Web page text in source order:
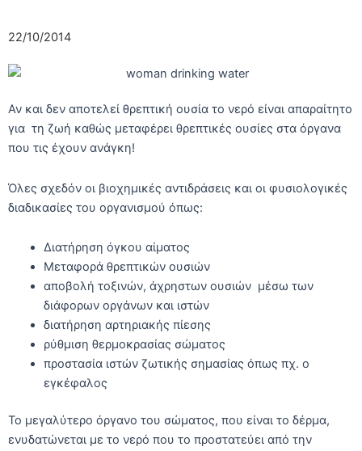
22/10/2014
Αν και δεν αποτελεί θρεπτική ουσία το νερό είναι απαραίτητο
για τη ζωή καθώς μεταφέρει θρεπτικές ουσίες στα όργανα
που τις έχουν ανάγκη!
Όλες σχεδόν οι βιοχημικές αντιδράσεις και οι φυσιολογικές
διαδικασίες του οργανισμού όπως:
Διατήρηση όγκου αίματος
Μεταφορά θρεπτικών ουσιών
αποβολή τοξινών, άχρηστων ουσιών μέσω των
διάφορων οργάνων και ιστών
διατήρηση αρτηριακής πίεσης
ρύθμιση θερμοκρασίας σώματος
προστασία ιστών ζωτικής σημασίας όπως πχ. ο
εγκέφαλος
Το μεγαλύτερο όργανο του σώματος, που είναι το δέρμα,
ενυδατώνεται με το νερό που το προστατεύει από την